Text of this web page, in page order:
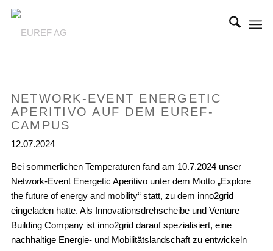
NETWORK-EVENT ENERGETIC
APERITIVO AUF DEM EUREF-
CAMPUS
12.07.2024
Bei sommerlichen Temperaturen fand am 10.7.2024 unser
Network-Event Energetic Aperitivo unter dem Motto „Explore
the future of energy and mobility“ statt, zu dem inno2grid
eingeladen hatte. Als Innovationsdrehscheibe und Venture
Building Company ist inno2grid darauf spezialisiert, eine
nachhaltige Energie- und Mobilitätslandschaft zu entwickeln